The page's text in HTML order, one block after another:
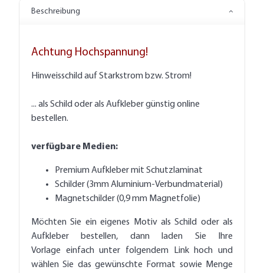
Beschreibung
Achtung Hochspannung!
Hinweisschild auf Starkstrom bzw. Strom!
... als Schild oder als Aufkleber günstig online
bestellen.
verfügbare Medien:
Premium Aufkleber mit Schutzlaminat
Schilder (3mm Aluminium-Verbundmaterial)
Magnetschilder (0,9 mm Magnetfolie)
Möchten Sie ein eigenes Motiv als Schild oder als
Aufkleber bestellen, dann laden Sie Ihre
Vorlage einfach unter folgendem Link hoch und
wählen Sie das gewünschte Format sowie Menge